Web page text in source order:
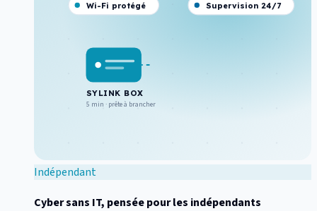
SYLINK BOX
5 min · prête à brancher
Wi-Fi protégé Supervision 24/7
Indépendant
Cyber sans IT, pensée pour les indépendants